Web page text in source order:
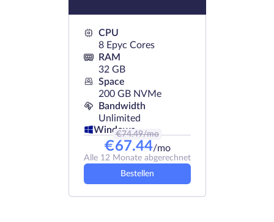
CPU
8 Epyc Cores
RAM
32 GB
Space
200 GB NVMe
Bandwidth
Unlimited
Windows
€74.49/mo
€67.44/mo
Alle 12 Monate abgerechnet
Bestellen